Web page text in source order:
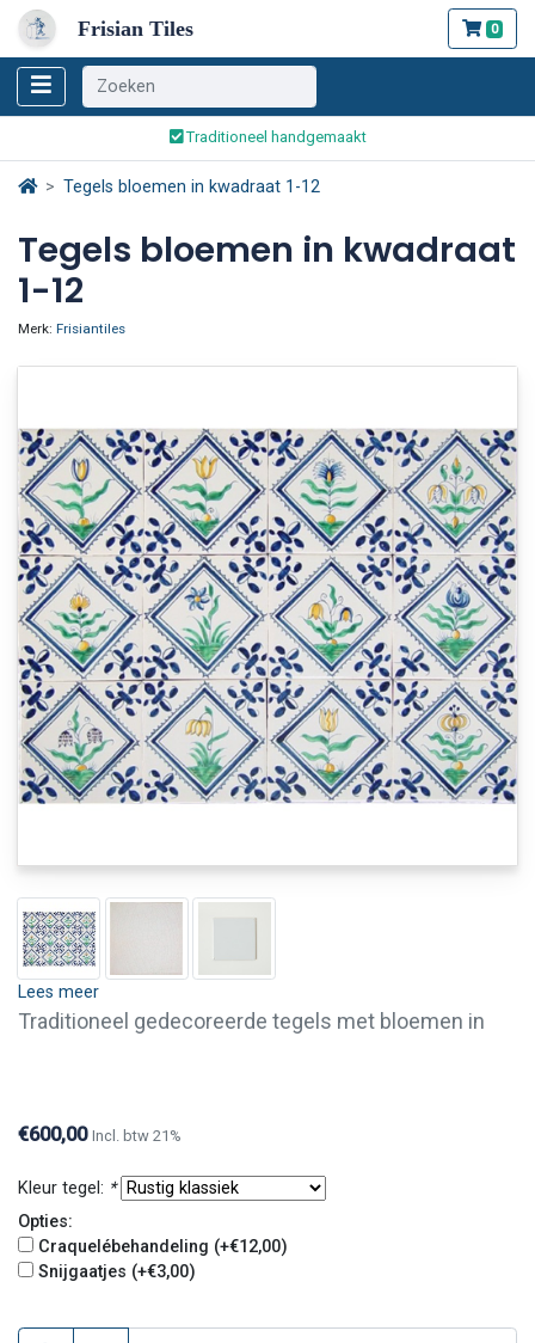
Frisian Tiles 0
Wereldwijde verzending
Traditioneel handgemaakt
Veilig bestellen en betalen
Wereldwijde verzending
Tegels bloemen in kwadraat 1-12
Tegels bloemen in kwadraat
1-12
Merk: Frisiantiles
Lees meer
Traditioneel gedecoreerde tegels met bloemen in
contact met ons op.
€600,00 Incl. btw 21%
Kleur tegel: *
Opties:
Craquelébehandeling (+€12,00)
Snijgaatjes (+€3,00)